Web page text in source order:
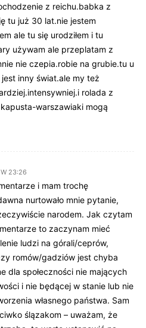
z reichu.babka z
tu już 30 lat.nie jestem
ale tu się urodziłem i tu
używam ale przeplatam z
nie czepia.robie na grubie.tu u
inny świat.ale my też
rolada z
warszawiaki mogą
23:26
i mam trochę
nurtowało mnie pytanie,
narodem. Jak czytam
to zaczynam mieć
ludzi na górali/ceprów,
romów/gadziów jest chyba
dla społeczności nie mających
i nie będącej w stanie lub nie
własnego państwa. Sam
ślązakom – uważam, że